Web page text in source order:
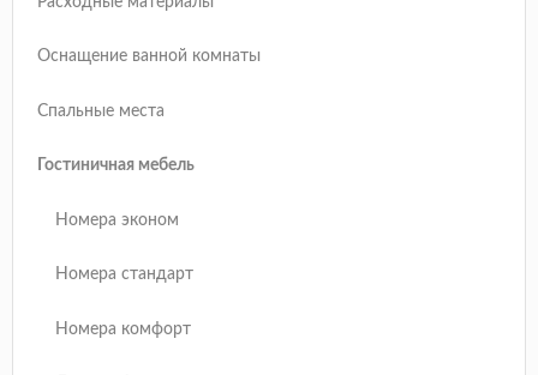
Оснащение ванной комнаты
Спальные места
Гостиничная мебель
Номера эконом
Номера стандарт
Номера комфорт